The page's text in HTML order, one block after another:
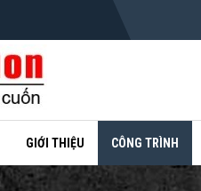
GIỚI THIỆU CÔNG TRÌNH